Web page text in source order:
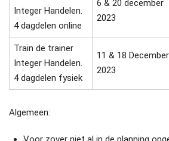
Integer Handelen.
4 dagdelen online
6 & 20 december
2023
Train de trainer
Integer Handelen.
4 dagdelen fysiek
11 & 18 December
2023
Algemeen: